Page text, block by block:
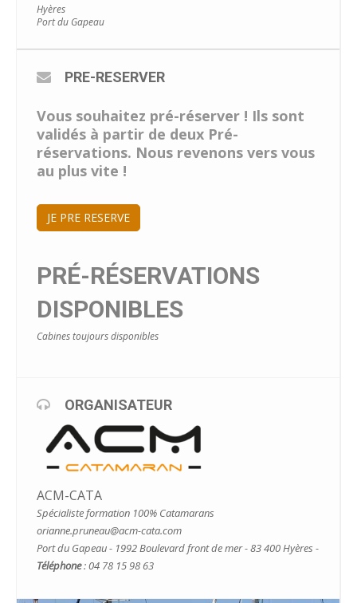
Hyères
Port du Gapeau
PRE-RESERVER
Vous souhaitez pré-réserver ! Ils sont
validés à partir de deux Pré-
réservations. Nous revenons vers vous
au plus vite !
JE PRE RESERVE
PRÉ-RÉSERVATIONS
DISPONIBLES
Cabines toujours disponibles
ORGANISATEUR
ACM-CATA
Spécialiste formation 100% Catamarans
orianne.pruneau@acm-cata.com
Port du Gapeau - 1992 Boulevard front de mer - 83 400 Hyères -
Téléphone: 04 78 15 98 63